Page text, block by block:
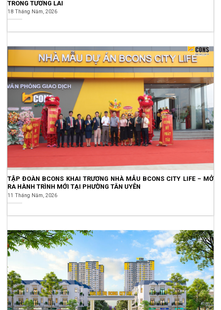
TRONG TƯƠNG LAI
18 Tháng Năm, 2026
TẬP ĐOÀN BCONS KHAI TRƯƠNG NHÀ MẪU BCONS CITY LIFE – MỞ
RA HÀNH TRÌNH MỚI TẠI PHƯỜNG TÂN UYÊN
11 Tháng Năm, 2026